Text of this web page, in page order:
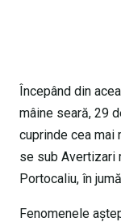
Începând din
mâine seară, 29
cuprinde cea mai
se sub Avertizari
Portocaliu, în
Fenomenele